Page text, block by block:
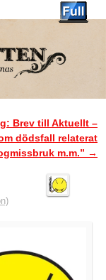
Brev till Aktuellt –
dödsfall relaterat
m.m.” →